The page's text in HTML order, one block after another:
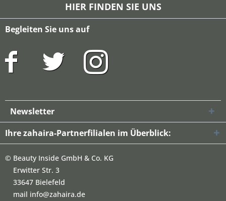
HIER FINDEN SIE UNS
Begleiten Sie uns auf
Newsletter
Ihre zahaira-Partnerfilialen im Überblick:
© Beauty Inside GmbH & Co. KG
Erwitter Str. 3
33647 Bielefeld
mail info@zahaira.de